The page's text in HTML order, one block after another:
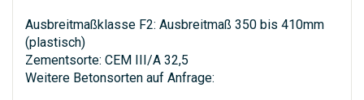
Ausbreitmaßklasse F2: Ausbreitmaß 350 bis 410mm
(plastisch)
Zementsorte: CEM III/A 32,5
Weitere Betonsorten auf Anfrage: